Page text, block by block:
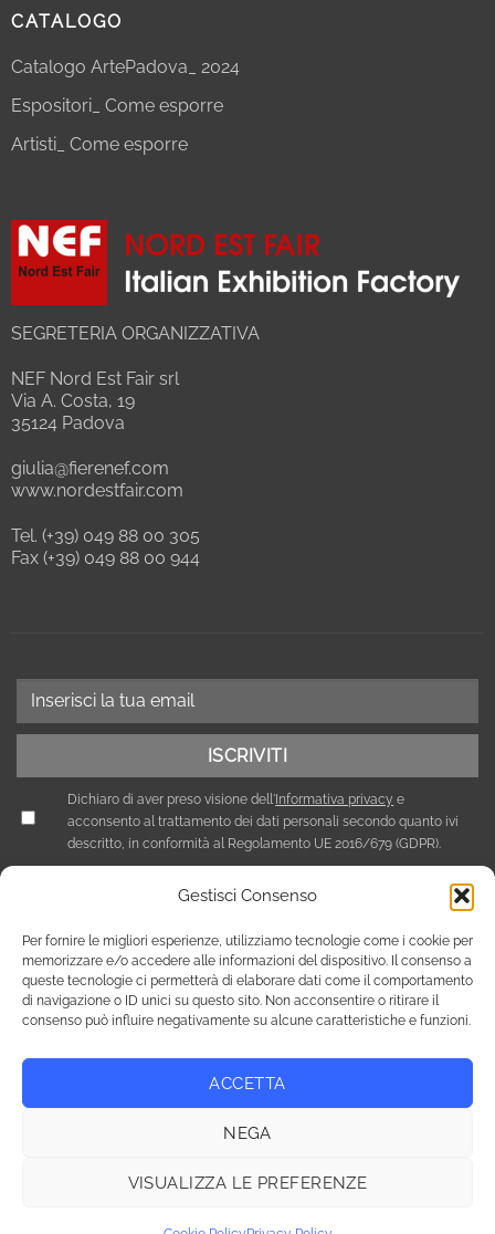
Gestisci Consenso
Per fornire le migliori esperienze, utilizziamo tecnologie come i cookie per
memorizzare e/o accedere alle informazioni del dispositivo. Il consenso a
queste tecnologie ci permetterà di elaborare dati come il comportamento
di navigazione o ID unici su questo sito. Non acconsentire o ritirare il
consenso può influire negativamente su alcune caratteristiche e funzioni.
ACCETTA
NEGA
VISUALIZZA LE PREFERENZE
CATALOGO
Catalogo ArtePadova_ 2024
Espositori_ Come esporre
Artisti_ Come esporre
SEGRETERIA ORGANIZZATIVA
NEF Nord Est Fair srl
Via A. Costa, 19
35124 Padova
giulia@fierenef.com
www.nordestfair.com
Tel. (+39) 049 88 00 305
Fax (+39) 049 88 00 944
Dichiaro di aver preso visione dell'Informativa privacy e
acconsento al trattamento dei dati personali secondo quanto ivi
descritto, in conformità al Regolamento UE 2016/679 (GDPR).
Privacy Policy Cookie Policy (UE)
Copyright 2026 © Tutti i diritti riservati / NEF Nord Est Fair srl ,
fax +39 049 8800944 - email: giulia@fierenef.com / p.iva & c.f.